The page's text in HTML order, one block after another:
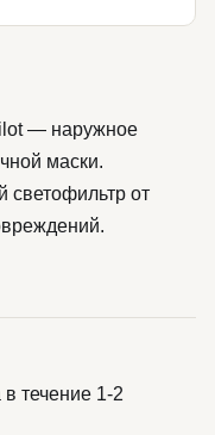
— наружное
маски.
от
течение 1-2